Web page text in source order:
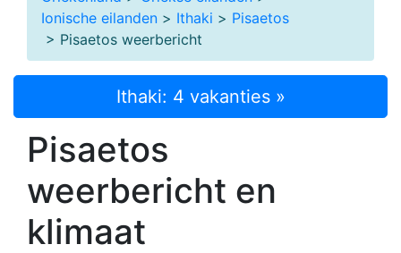
Ionische eilanden > Ithaki > Pisaetos
> Pisaetos weerbericht
Ithaki: 4 vakanties »
Pisaetos
weerbericht en
klimaat